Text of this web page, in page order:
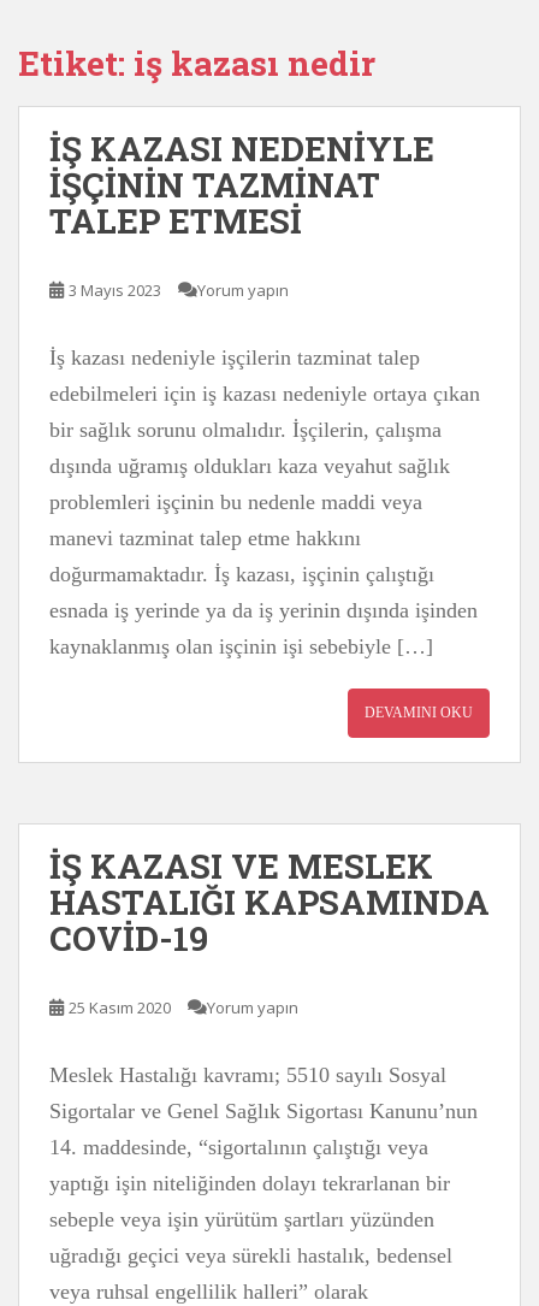
Etiket: iş kazası nedir
İŞ KAZASI NEDENİYLE
İŞÇİNİN TAZMİNAT
TALEP ETMESİ
3 Mayıs 2023 Yorum yapın
İş kazası nedeniyle işçilerin tazminat talep
edebilmeleri için iş kazası nedeniyle ortaya çıkan
bir sağlık sorunu olmalıdır. İşçilerin, çalışma
dışında uğramış oldukları kaza veyahut sağlık
problemleri işçinin bu nedenle maddi veya
manevi tazminat talep etme hakkını
doğurmamaktadır. İş kazası, işçinin çalıştığı
esnada iş yerinde ya da iş yerinin dışında işinden
kaynaklanmış olan işçinin işi sebebiyle […]
DEVAMINI OKU
İŞ KAZASI VE MESLEK
HASTALIĞI KAPSAMINDA
COVİD-19
25 Kasım 2020 Yorum yapın
Meslek Hastalığı kavramı; 5510 sayılı Sosyal
Sigortalar ve Genel Sağlık Sigortası Kanunu’nun
14. maddesinde, “sigortalının çalıştığı veya
yaptığı işin niteliğinden dolayı tekrarlanan bir
sebeple veya işin yürütüm şartları yüzünden
uğradığı geçici veya sürekli hastalık, bedensel
veya ruhsal engellilik halleri” olarak